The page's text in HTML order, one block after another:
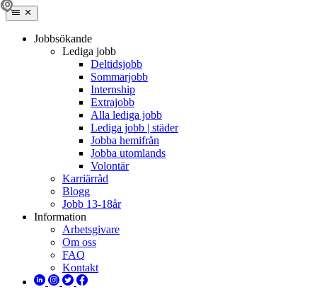
Jobbsökande
Lediga jobb
Deltidsjobb
Sommarjobb
Internship
Extrajobb
Alla lediga jobb
Lediga jobb | städer
Jobba hemifrån
Jobba utomlands
Volontär
Karriärråd
Blogg
Jobb 13-18år
Information
Arbetsgivare
Om oss
FAQ
Kontakt